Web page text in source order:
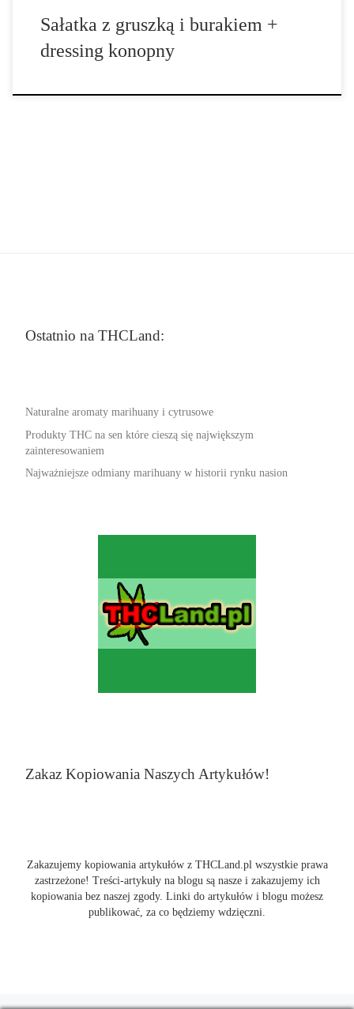
Sałatka z gruszką i burakiem +
dressing konopny
Ostatnio na THCLand:
Naturalne aromaty marihuany i cytrusowe
Produkty THC na sen które cieszą się największym
zainteresowaniem
Najważniejsze odmiany marihuany w historii rynku nasion
Zakaz Kopiowania Naszych Artykułów!
Zakazujemy kopiowania artykułów z THCLand.pl wszystkie prawa
zastrzeżone! Treści-artykuły na blogu są nasze i zakazujemy ich
kopiowania bez naszej zgody. Linki do artykułów i blogu możesz
publikować, za co będziemy wdzięczni.